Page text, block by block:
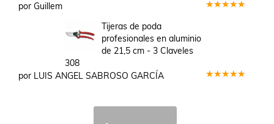
por Guillem
Tijeras de poda
profesionales en aluminio
de 21,5 cm - 3 Claveles
308
por LUIS ANGEL SABROSO GARCÍA